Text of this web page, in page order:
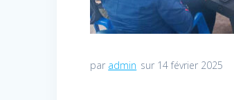
par admin sur 14 février 2025